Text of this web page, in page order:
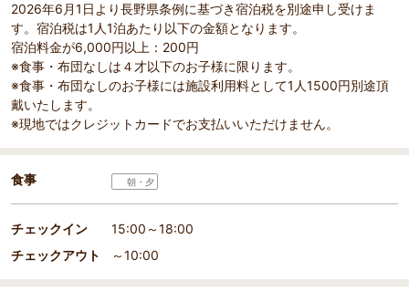
2026年6月1日より長野県条例に基づき宿泊税を別途申し受けま
す。宿泊税は1人1泊あたり以下の金額となります。
宿泊料金が6,000円以上：200円
※食事・布団なしは４才以下のお子様に限ります。
※食事・布団なしのお子様には施設利用料として1人1500円別途頂
戴いたします。
※現地ではクレジットカードでお支払いいただけません。
食事 朝・夕
チェックイン
15:00～18:00
チェックアウト
～10:00